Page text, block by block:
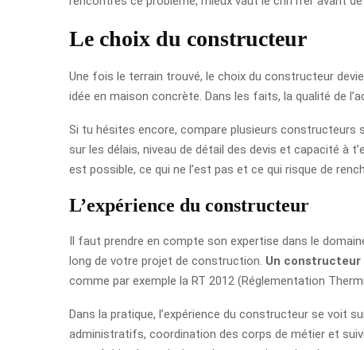
Le choix du constructeur
Une fois le terrain trouvé, le choix du constructeur
idée en maison concrète. Dans les faits, la qualité de
Si tu hésites encore, compare plusieurs constructeurs
sur les délais, niveau de détail des devis et capacité à
est possible, ce qui ne l’est pas et ce qui risque de
L’expérience du constructeur
Il faut prendre en compte son expertise dans le
long de votre projet de construction. Un constructeur
comme par exemple la RT 2012 (Réglementation
Dans la pratique, l’expérience du constructeur se voit
administratifs, coordination des corps de métier et